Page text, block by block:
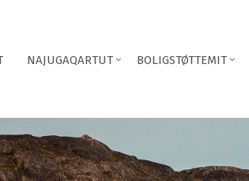
NAJUGAQARTUT BOLIGSTØTTEMIT